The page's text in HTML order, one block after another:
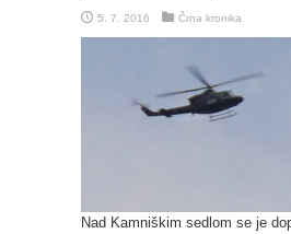
5. 7. 2016 Črna kronika
Nad Kamniškim sedlom se je